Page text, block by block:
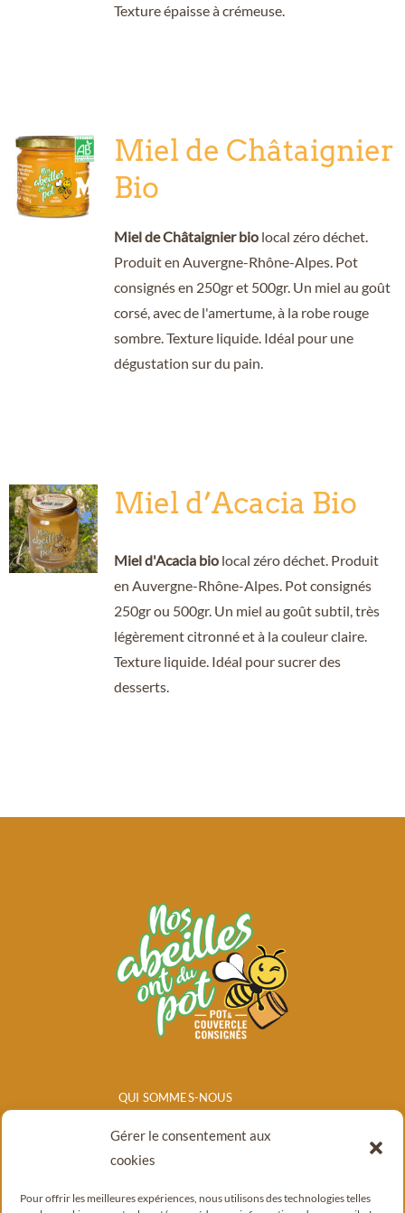
Gérer le consentement aux
cookies
Pour offrir les meilleures expériences, nous utilisons des technologies telles
Texture épaisse à crémeuse.
Miel de Châtaignier
Bio
Miel de Châtaignier biolocal zéro déchet.
Produit en Auvergne-Rhône-Alpes. Pot
consignés en 250gr et 500gr. Un miel au goût
corsé, avec de l'amertume, à la robe rouge
sombre. Texture liquide. Idéal pour une
dégustation sur du pain.
Miel d’Acacia Bio
Miel d'Acacia biolocal zéro déchet. Produit
en Auvergne-Rhône-Alpes. Pot consignés
250gr ou 500gr. Un miel au goût subtil, très
légèrement citronné et à la couleur claire.
Texture liquide. Idéal pour sucrer des
desserts.
QUI SOMMES-NOUS
POINTS DE
BLOG